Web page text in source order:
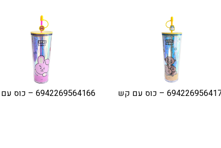
– כוס עם קש 6942269564166 – כוס עם קש